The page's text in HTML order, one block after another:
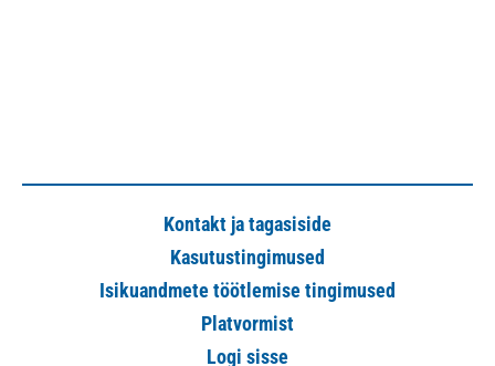
Kontakt ja tagasiside
Kasutustingimused
Isikuandmete töötlemise tingimused
Platvormist
Logi sisse